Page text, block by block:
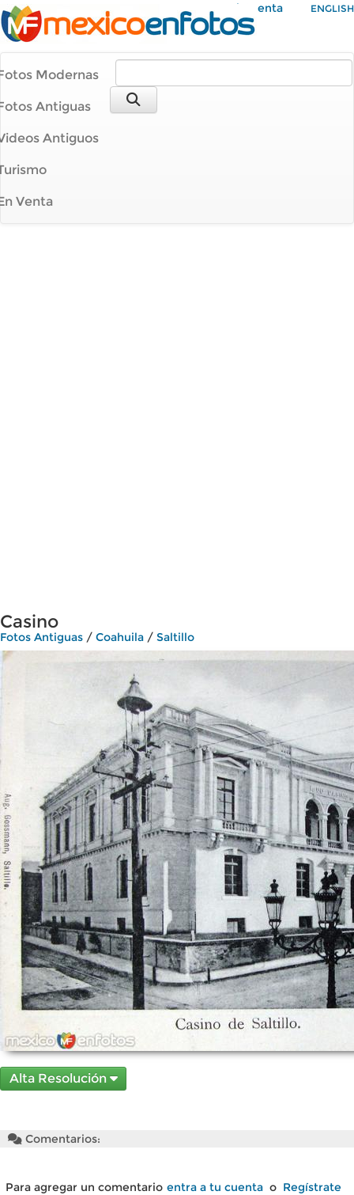
Mi Cuenta ENGLISH
Modernas
Antiguas
Antiguos
Venta
Casino
Fotos Antiguas / Coahuila / Saltillo
Alta Resolución
Comentarios:
Para agregar un comentario entra a tu cuenta o Regístrate